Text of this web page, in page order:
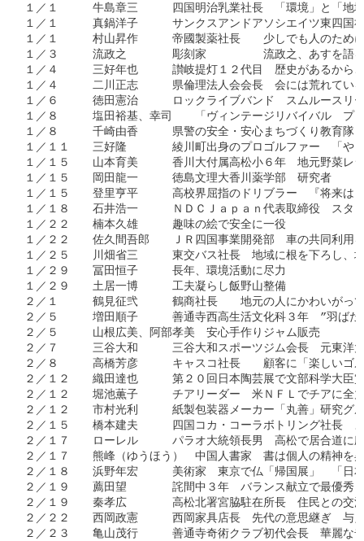
１／１　　　牛島章三　　　四国明治乳業社長　「環境」と「地
１／１　　　真鍋洋子　　　サンクスアンドアソシエイツ東四国
１／１　　　村山昇作　　　帝國製薬社長　　少しでも人のため
１／３　　　流政之　　　　彫刻家　　　　　流政之、あすを
１／４　　　三好年也　　　讃岐提灯１２代目　歴史があるから
１／４　　　二川正志　　　県倫理法人会会長　会には荒れてい
１／６　　　徳田憲治　　　ロックライブバンド　スムルース
１／８　　　塩田裕基、幸司　　「ヴィンテージリバイバル　プ
１／８　　　千崎由香　　　県警の安全・安心まちづくり教育隊
１／１１　　三好隆　　　　綾川町出身のプロゴルファー　「や
１／１５　　山本育美　　　香川大付属高松小６年　地元野菜
１／１５　　岡田龍一　　　徳島文理大香川薬学部　研究者　
１／１５　　登里亨平　　　高校界屈指のドリブラー　『将来
１／１８　　石井浩一　　　ＮＤＣＪａｐａｎ代表取締役　スタ
１／２２　　楠本久雄　　　趣味の絵で安全に一役
１／２２　　佐久間吾郎　　ＪＲ四国事業開発部　車の共同利用
１／２５　　川畑省三　　　東交バス社長　地域に根を下ろし
１／２９　　冨田恒子　　　長年、環境活動に尽力
１／２９　　土居一博　　　工夫凝らし飯野山整備
２／１　　　鶴見征弐　　　鶴商社長　　地元の人にかわいがっ
２／５　　　増田順子　　　善通寺西高生活文化科３年　”羽ば
２／５　　　山根広美、阿部孝美　安心手作りジャム販売
２／７　　　三谷大和　　　三谷大和スポーツジム会長　元東
２／８　　　高橋芳彦　　　キャスコ社長　　顧客に「楽しいゴ
２／１２　　織田達也　　　第２０回日本陶芸展で文部科学大臣
２／１２　　堀池薫子　　　チアリーダー　米ＮＦＬでチアに全
２／１２　　市村光利　　　紙製包装器メーカー「丸善」研究
２／１５　　橋本建夫　　　四国コカ・コーラボトリング社長　
２／１７　　ローレル　　　パラオ大統領長男　高松で居合道に
２／１７　　熊峰（ゆうほう）　中国人書家　書は個人の精神を
２／１８　　浜野年宏　　　美術家　東京で仏「帰国展」　「日
２／１９　　薦田望　　　　詫間中３年　バランス献立で最優
２／１９　　秦孝広　　　　高松北署宮脇駐在所長　住民との交
２／２２　　西岡政憲　　　西岡家具店長　先代の意思継ぎ　与
２／２３　　亀山茂行　　　善通寺奇術クラブ初代会長　華麗な